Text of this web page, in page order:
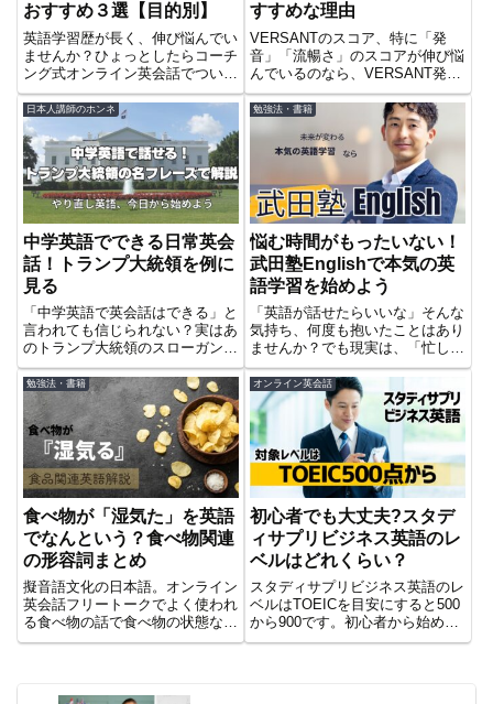
おすすめ３選【目的別】
英語学習歴が長く、伸び悩んでい
ませんか？ひょっとしたらコーチ
ング式オンライン英会話でついに
目標に達成できるかもしれませ
ん！この記事では管理人おすすめ
を目的別に３つ紹介しています。
通常のオンライン英会話よりもお
高めですがやってみる価値ありで
す。まずは無料カウンセリングか
ら！！
すすめな理由
VERSANTのスコア、特に「発
音」「流暢さ」のスコアが伸び悩
んでいるのなら、VERSANT発
音、流暢さ対策に特化した「The
Past」英語コーチングを試して
みませんか？短期間で一気にスコ
アを伸ばしたい人は必読です。、
日本人講師のホンネ
中学英語でできる日常英会
話！トランプ大統領を例に
見る
「中学英語で英会話はできる」と
言われても信じられない？実はあ
のトランプ大統領のスローガンも
中学レベルの文法。喋れない原因
と解決法も解説し、大人のやり直
し英語に希望を届けます。
勉強法・書籍
悩む時間がもったいない！
武田塾Englishで本気の英
語学習を始めよう
「英語が話せたらいいな」そんな
気持ち、何度も抱いたことはあり
ませんか？でも現実は、「忙しい
から時間が取れない」「何を勉強
したらいいかわからない」「途中
で挫折してしまう」といった壁に
阻まれてしまう。そんなあなたに
朗報です！武田塾English...
勉強法・書籍
食べ物が「湿気た」を英語
でなんという？食べ物関連
の形容詞まとめ
擬音語文化の日本語。オンライン
英会話フリートークでよく使われ
る食べ物の話で食べ物の状態など
がうまく言えなくて困っていませ
す。グルメなあなたには必見で
オンライン英会話
初心者でも大丈夫?スタデ
ィサプリビジネス英語のレ
ベルはどれくらい？
スタディサプリビジネス英語のレ
ベルはTOEICを目安にすると500
から900です。初心者から始めら
れるスタディサプリビジネス英語